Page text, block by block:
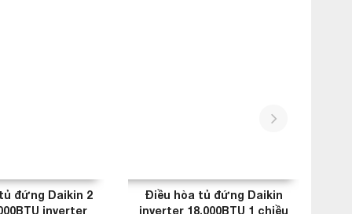
đứng Daikin 2
inverter
Điều hòa tủ đứng Daikin
inverter 18.000BTU 1 chiều